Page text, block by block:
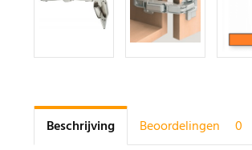
Beschrijving Beoordelingen 0